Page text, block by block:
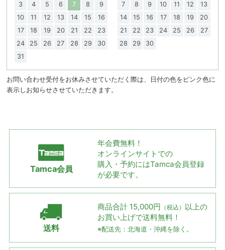
3
4 5 6 7 8
9
10
11 12 13 14 15
16
17
18 19 20 21 22
23
24
25 26 27 28 29
30
31
7
8 9 10 11 12
13
14
15 16 17 18 19
20
21
22 23 24 25 26
27
28
29 30
お問い合わせ受付をお休みさせていただく際は、日付の色をピンク色に
表示しお知らせさせていただきます。
Tamca会員
年会費無料！
オンラインサイトでの
購入・予約にはTamca会員登録
が必要です。
送料
商品合計 15,000円 （税込） 以上の
お買い上げで送料無料！
※配送先：北海道・沖縄を除く。